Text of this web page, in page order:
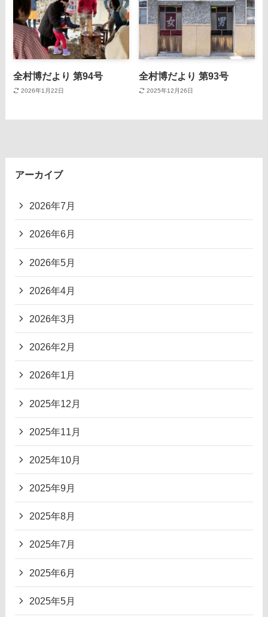
全村博だより 第94号
2026年1月22日
全村博だより 第93号
2025年12月26日
アーカイブ
2026年7月
2026年6月
2026年5月
2026年4月
2026年3月
2026年2月
2026年1月
2025年12月
2025年11月
2025年10月
2025年9月
2025年8月
2025年7月
2025年6月
2025年5月